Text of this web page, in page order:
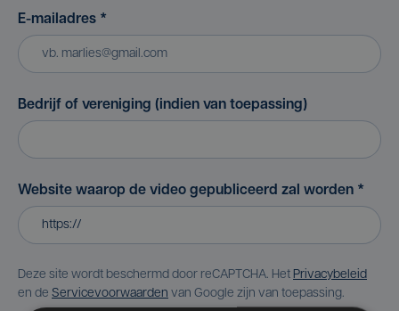
E-mailadres *
Bedrijf of vereniging (indien van toepassing)
Website waarop de video gepubliceerd zal worden *
Deze site wordt beschermd door reCAPTCHA. Het Privacybeleid
en de Servicevoorwaarden van Google zijn van toepassing.